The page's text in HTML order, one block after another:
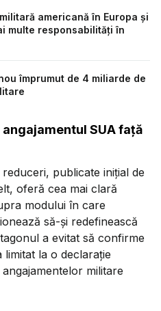
americană în Europa și
multe responsabilități în
împrumut de 4 miliarde de
SUA față
publicate inițial de
, oferă cea mai clară
modului în care
să-și redefinească
a evitat să confirme
la o declarație
militare